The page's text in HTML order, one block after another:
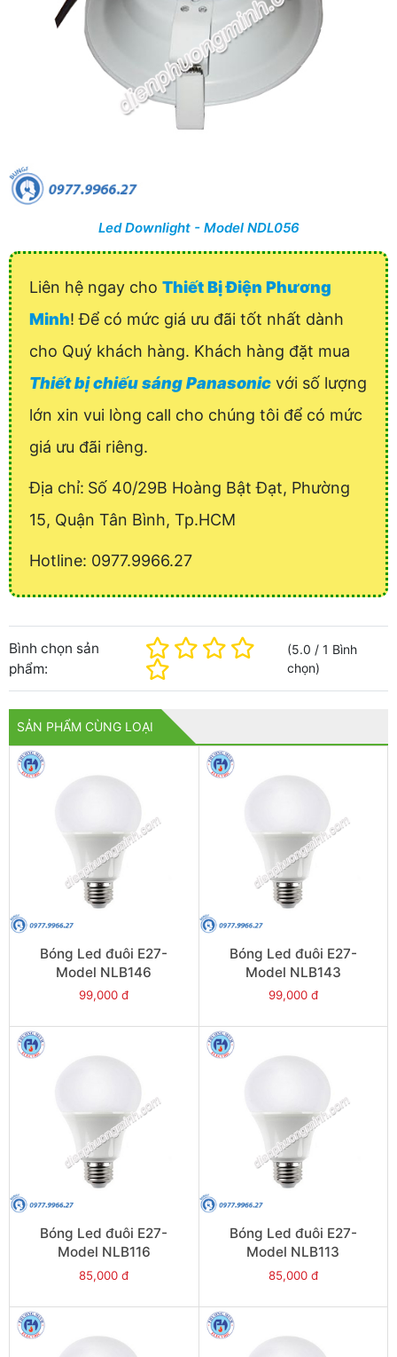
Led Downlight - Model NDL056
Liên hệ ngay cho Thiết Bị Điện Phương
Minh! Để có mức giá ưu đãi tốt nhất dành
cho Quý khách hàng. Khách hàng đặt mua
Thiết bị chiếu sáng Panasonic với số lượng
lớn xin vui lòng call cho chúng tôi để có mức
giá ưu đãi riêng.
Địa chỉ: Số 40/29B Hoàng Bật Đạt, Phường
15, Quận Tân Bình, Tp.HCM
Hotline: 0977.9966.27
Bình chọn sản
phẩm:
(5.0 /1 Bình
chọn)
SẢN PHẨM CÙNG LOẠI
Bóng Led đuôi E27-
Model NLB146
99,000 đ
Bóng Led đuôi E27-
Model NLB143
99,000 đ
Bóng Led đuôi E27-
Model NLB116
85,000 đ
Bóng Led đuôi E27-
Model NLB113
85,000 đ